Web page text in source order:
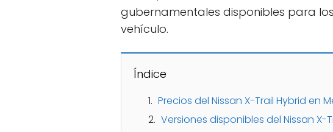
gubernamentales disponibles para
vehículo.
Índice
Precios del Nissan X-Trail Hybrid en
Versiones disponibles del Nissan X-